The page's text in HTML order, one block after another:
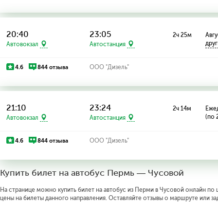
20:40
Автовокзал
23:05
Автостанция
2ч 25м
4.6 844 отзыва ООО "Дизель"
21:10
Автовокзал
23:24
Автостанция
2ч 14м
(по
4.6 844 отзыва ООО "Дизель"
Купить билет на автобус Пермь — Чусовой
На странице можно купить билет на автобус из Перми в Чусовой онлайн по
цены на билеты данного направления. Оставляйте отзывы о маршруте или